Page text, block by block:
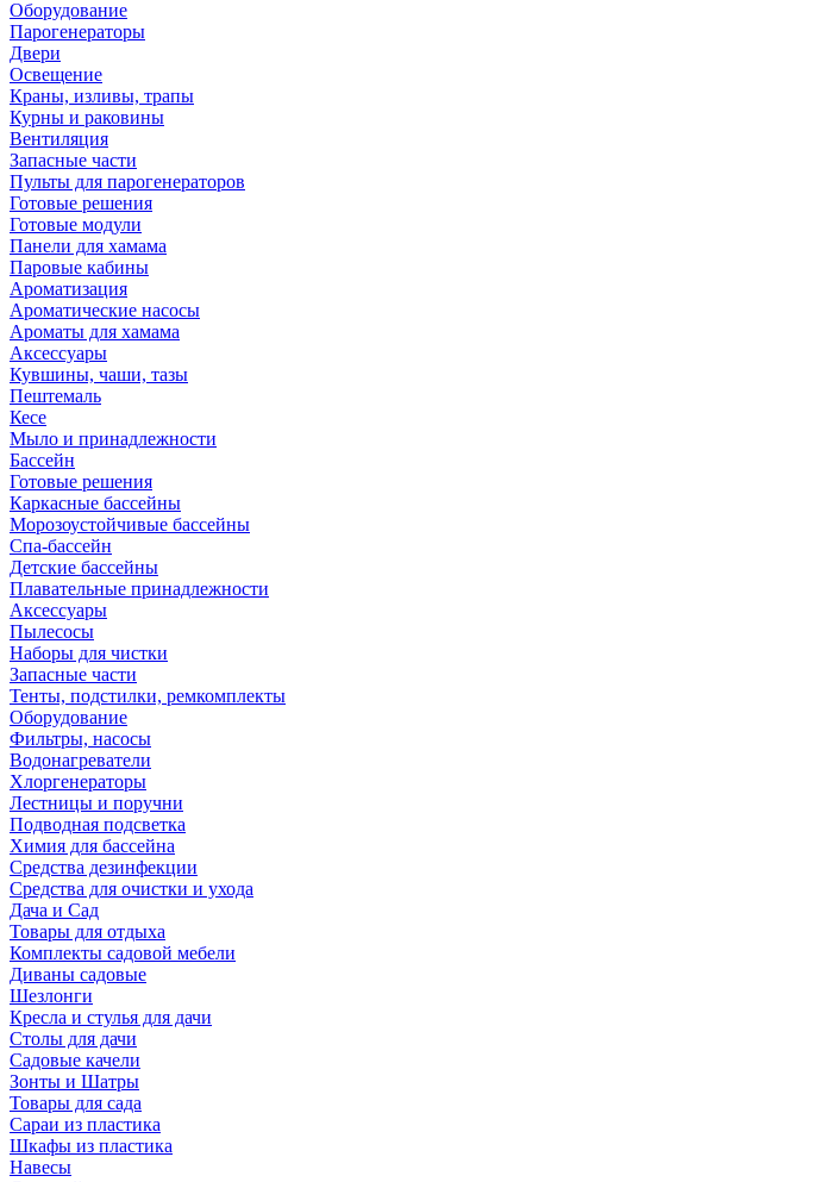
Оборудование
Парогенераторы
Двери
Освещение
Краны, изливы, трапы
Курны и раковины
Вентиляция
Запасные части
Пульты для парогенераторов
Готовые решения
Готовые модули
Панели для хамама
Паровые кабины
Ароматизация
Ароматические насосы
Ароматы для хамама
Аксессуары
Кувшины, чаши, тазы
Пештемаль
Кесе
Мыло и принадлежности
Бассейн
Готовые решения
Каркасные бассейны
Морозоустойчивые бассейны
Спа-бассейн
Детские бассейны
Плавательные принадлежности
Аксессуары
Пылесосы
Наборы для чистки
Запасные части
Тенты, подстилки, ремкомплекты
Оборудование
Фильтры, насосы
Водонагреватели
Хлоргенераторы
Лестницы и поручни
Подводная подсветка
Химия для бассейна
Средства дезинфекции
Средства для очистки и ухода
Дача и Сад
Товары для отдыха
Комплекты садовой мебели
Диваны садовые
Шезлонги
Кресла и стулья для дачи
Столы для дачи
Садовые качели
Зонты и Шатры
Товары для сада
Сараи из пластика
Шкафы из пластика
Навесы